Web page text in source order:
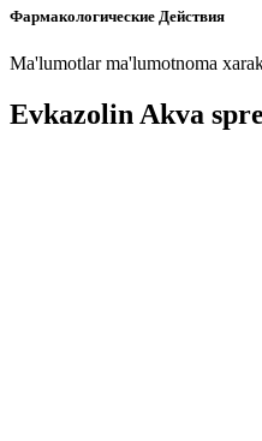
Фармакологические Действия
Ma'lumotlar ma'lumotnoma
Evkazolin Akva